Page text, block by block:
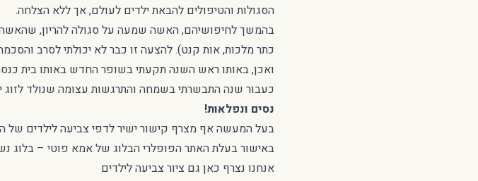
הסגולות והטיפולים להבאת ילדים לעולם, אך ללא הצלחה.
בהמשך לחיפושיהם, האשה שמעה על סגולה להריון,
כתר מלכות, אות קנט). להצעה זו כבר לא יכולתי לסרב
ואכן, באותו ראש השנה תקעתי בשופר החדש באותו בית
כעבור שנה התבשרתי בשמחה והתרגשות עצומה שנולד לזוג
נסים ונפלאות!
בעל המעשה אף מצרף קישור ישיר לדפי צביעה לילדים של
באישור בעלת האתר הפופלרי הבלוג של אמא פוטי – בלוג
אנחנו נצרף כאן גם ציור צביעה לילדים